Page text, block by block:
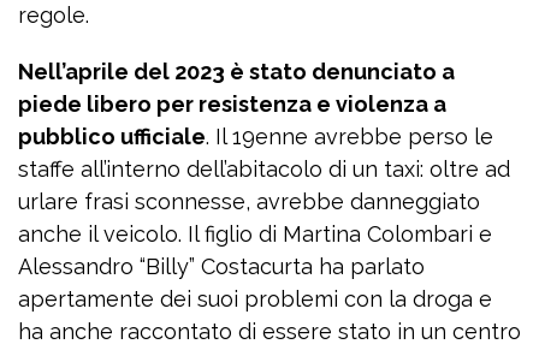
regole.
Nell’aprile del 2023 è stato denunciato a
piede libero per resistenza e violenza a
pubblico ufficiale. Il 19enne avrebbe perso le
staffe all’interno dell’abitacolo di un taxi: oltre ad
urlare frasi sconnesse, avrebbe danneggiato
anche il veicolo. Il figlio di Martina Colombari e
Alessandro “Billy” Costacurta ha parlato
apertamente dei suoi problemi con la droga e
ha anche raccontato di essere stato in un centro